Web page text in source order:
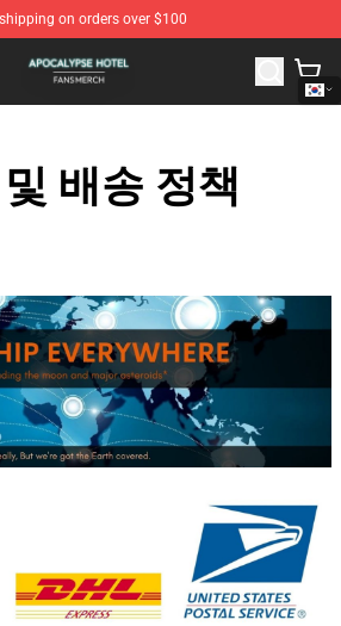
shipping on orders over $100
Shop - Official Apocalypse Hotel
배송 정책